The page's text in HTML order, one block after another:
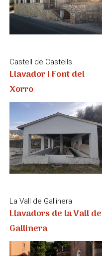
Llavadors de la Vall de
Gallinera
Llíber
Marnes i el Cau